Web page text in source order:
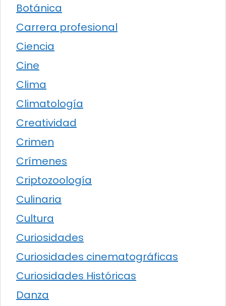
Botánica
Carrera profesional
Ciencia
Cine
Clima
Climatología
Creatividad
Crimen
Crímenes
Criptozoología
Culinaria
Cultura
Curiosidades
Curiosidades cinematográficas
Curiosidades Históricas
Danza